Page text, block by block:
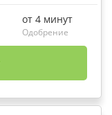
от 4 минут
Одобрение